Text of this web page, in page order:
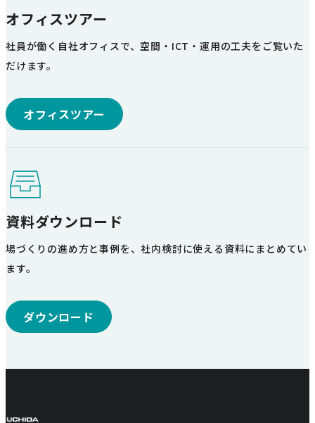
オフィスツアー
社員が働く自社オフィスで、空間・ICT・運用の工夫をご覧いた
だけます。
オフィスツアー
資料ダウンロード
場づくりの進め方と事例を、社内検討に使える資料にまとめてい
ます。
ダウンロード